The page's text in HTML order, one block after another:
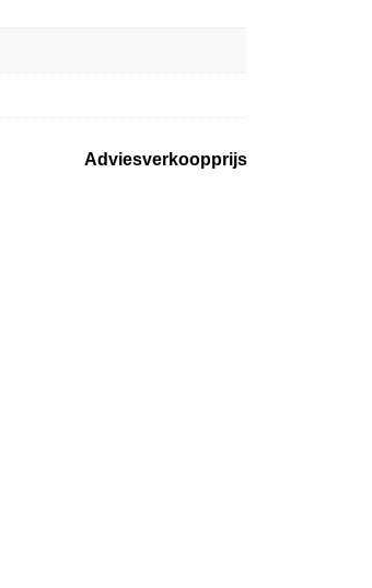
Adviesverkoopprijs